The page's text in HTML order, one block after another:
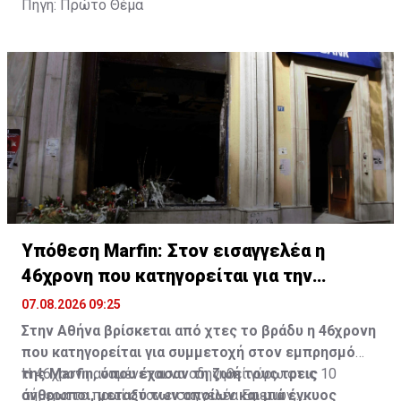
Πηγή: Πρώτο Θέμα
Υπόθεση Marfin: Στον εισαγγελέα η
46χρονη που κατηγορείται για την
επίθεση
07.08.2026 09:25
Στην Αθήνα βρίσκεται από χτες το βράδυ η 46χρονη
που κατηγορείται για συμμετοχή στον εμπρησμό
της Marfin, όπου έχασαν τη ζωή τους τρεις
άνθρωποι, μεταξύ των οποίων και μια έγκυος
Η 46χρονη αναμένεται να οδηγηθεί γύρω στις 10
σήμερα το πρωί στον εισαγγελέα Εφετών,